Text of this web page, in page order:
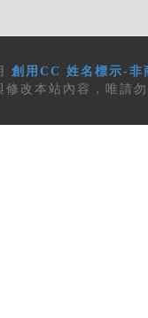
創用CC 姓名標示-
改本站內容，唯請